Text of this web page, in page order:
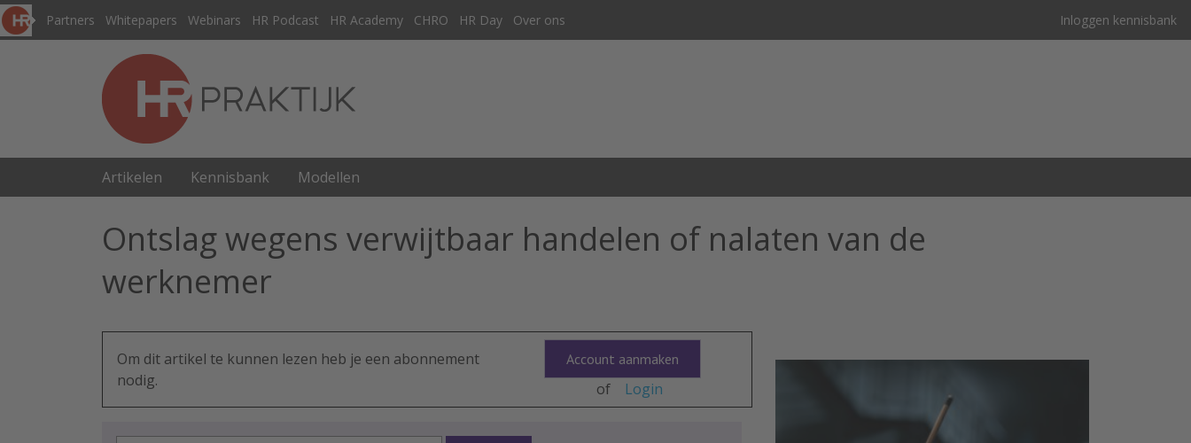
Partners Whitepapers Webinars HR Podcast HR Academy CHRO HR Day Over ons Inloggen kennisbank
Artikelen Kennisbank Modellen
Ontslag wegens verwijtbaar handelen of nalaten van de
werknemer
Om dit artikel te kunnen lezen heb je een abonnement
nodig.
Account aanmaken
of Login